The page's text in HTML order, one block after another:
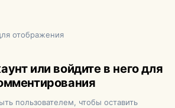
отображения
или войдите в него для
пользователем, чтобы оставить